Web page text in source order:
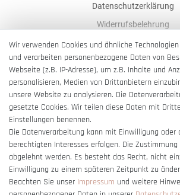
Datenschutzerklärung
Widerrufsbelehrung
AGB
Impressum
Barrierefreiheitserklärung
Vertrag
Wir verwenden Cookies und ähnliche
und verarbeiten personenbezogene Daten von
Webseite (z.B. IP-Adresse), um z.B. Inhalte und
personalisieren, Medien von Drittanbietern
unsere Website zu analysieren. Die
gesetzte Cookies. Wir teilen diese Daten mit
Einstellungen benennen.
Die Datenverarbeitung kann mit Einwilligung oder
berechtigten Interesses erfolgen. Die
abgelehnt werden. Es besteht das Recht, nicht
Einwilligung zu einem späteren Zeitpunkt zu
Beachten Sie unser Impressum und weitere